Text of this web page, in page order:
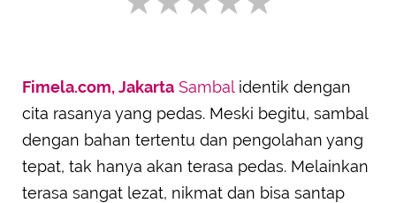
SUBMIT REVIEW
Fimela.com, Jakarta Sambal identik dengan
cita rasanya yang pedas. Meski begitu, sambal
dengan bahan tertentu dan pengolahan yang
tepat, tak hanya akan terasa pedas. Melainkan
terasa sangat lezat, nikmat dan bisa santap